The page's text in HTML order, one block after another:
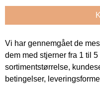
Vi har gennemgået de
dem med stjerner fra 1 til
sortimentstørrelse,
betingelser,